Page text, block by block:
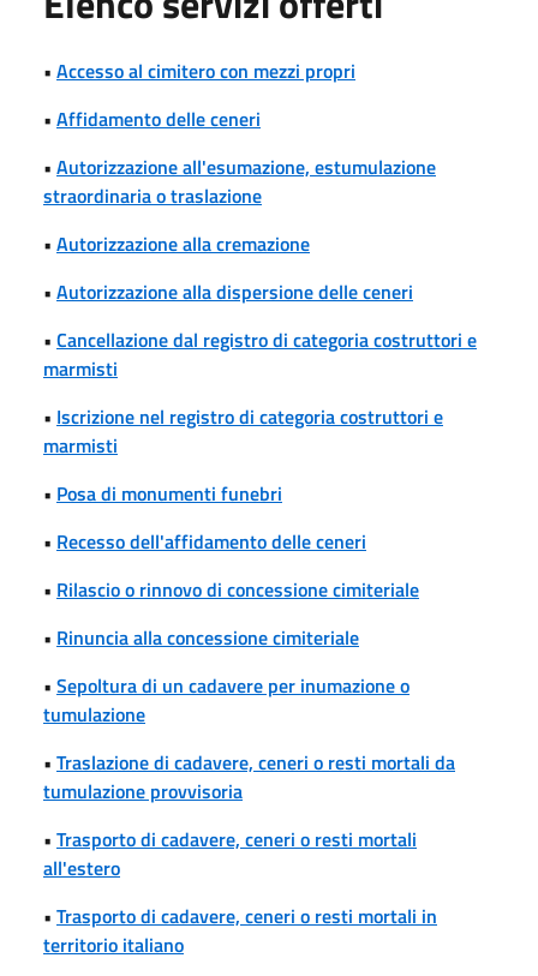
• Accesso al cimitero con mezzi propri
• Affidamento delle ceneri
• Autorizzazione all'esumazione, estumulazione
straordinaria o traslazione
• Autorizzazione alla cremazione
• Autorizzazione alla dispersione delle ceneri
• Cancellazione dal registro di categoria costruttori e
marmisti
• Iscrizione nel registro di categoria costruttori e
marmisti
• Posa di monumenti funebri
• Recesso dell'affidamento delle ceneri
• Rilascio o rinnovo di concessione cimiteriale
• Rinuncia alla concessione cimiteriale
• Sepoltura di un cadavere per inumazione o
tumulazione
• Traslazione di cadavere, ceneri o resti mortali da
tumulazione provvisoria
• Trasporto di cadavere, ceneri o resti mortali
all'estero
• Trasporto di cadavere, ceneri o resti mortali in
territorio italiano